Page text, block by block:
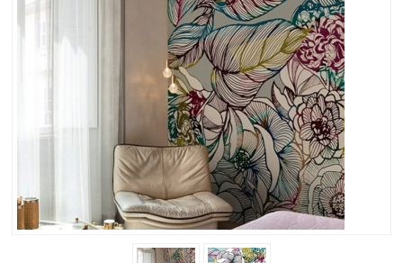
AKTUALNOSCI
STREFA-PROJEKTANTA
REALIZACJE
KONTAKT